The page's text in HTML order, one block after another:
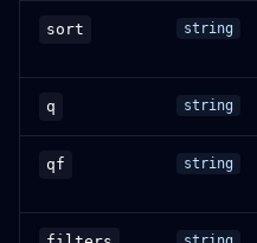
Upload document
/upload/document/chunk
sort string
q string
qf string